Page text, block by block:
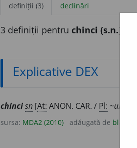
definiții (3) declinări
3 definiții pentru chinci (s.n.)
Explicative DEX
chincisn [At: ANON. CAR. / Pl: ~uri
sursa: MDA2 (2010) adăugată de blaurb.